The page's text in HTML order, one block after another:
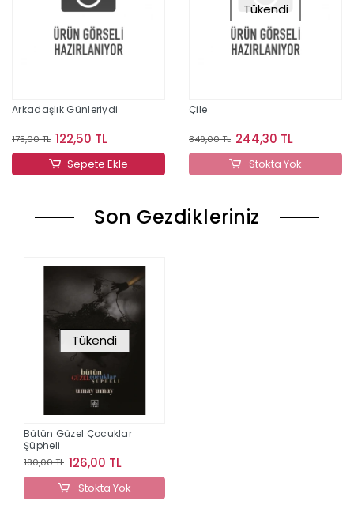
Arkadaşlık Günleriydi
175,00 TL 122,50 TL
Sepete Ekle
Tükendi
Çile
349,00 TL 244,30 TL
Stokta Yok
Son Gezdikleriniz
Tükendi
Bütün Güzel Çocuklar
Şüpheli
180,00 TL 126,00 TL
Stokta Yok